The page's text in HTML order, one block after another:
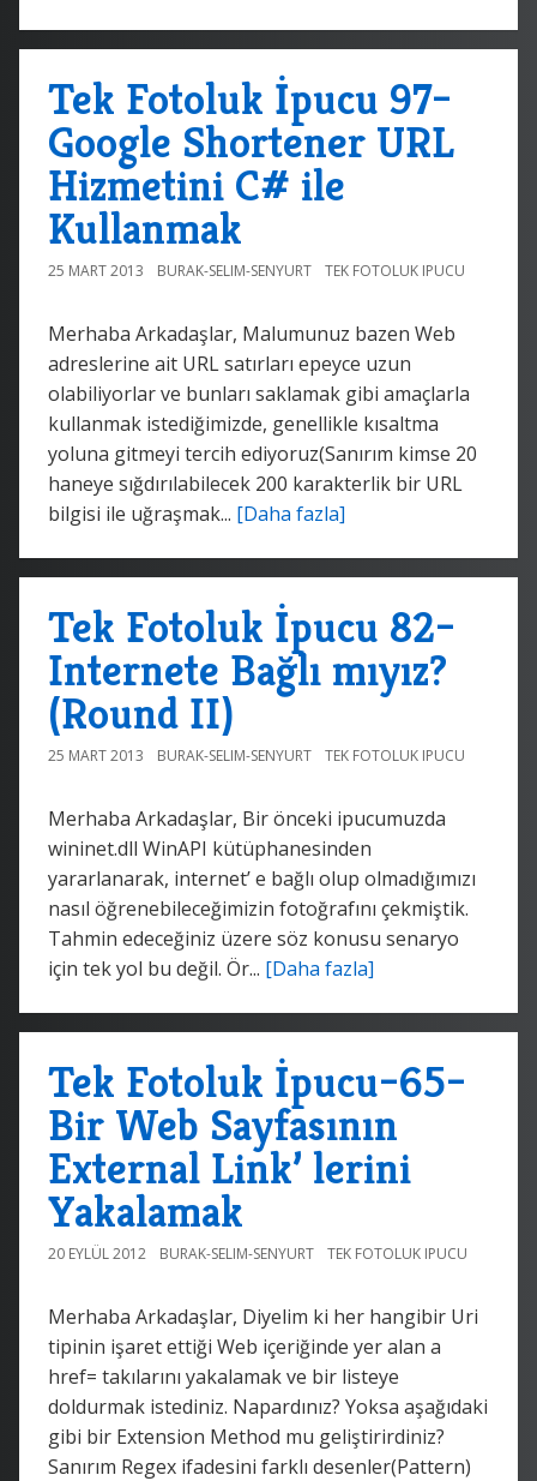
Tek Fotoluk İpucu 97–
Google Shortener URL
Hizmetini C# ile
Kullanmak
25 MART 2013 BURAK-SELIM-SENYURT TEK FOTOLUK IPUCU
Merhaba Arkadaşlar, Malumunuz bazen Web
adreslerine ait URL satırları epeyce uzun
olabiliyorlar ve bunları saklamak gibi amaçlarla
kullanmak istediğimizde, genellikle kısaltma
yoluna gitmeyi tercih ediyoruz(Sanırım kimse 20
haneye sığdırılabilecek 200 karakterlik bir URL
bilgisi ile uğraşmak... [Daha fazla]
Tek Fotoluk İpucu 82–
Internete Bağlı mıyız?
(Round II)
25 MART 2013 BURAK-SELIM-SENYURT TEK FOTOLUK IPUCU
Merhaba Arkadaşlar, Bir önceki ipucumuzda
wininet.dll WinAPI kütüphanesinden
yararlanarak, internet’ e bağlı olup olmadığımızı
nasıl öğrenebileceğimizin fotoğrafını çekmiştik.
Tahmin edeceğiniz üzere söz konusu senaryo
için tek yol bu değil. Ör... [Daha fazla]
Tek Fotoluk İpucu–65–
Bir Web Sayfasının
External Link’ lerini
Yakalamak
20 EYLÜL 2012 BURAK-SELIM-SENYURT TEK FOTOLUK IPUCU
Merhaba Arkadaşlar, Diyelim ki her hangibir Uri
tipinin işaret ettiği Web içeriğinde yer alan a
href= takılarını yakalamak ve bir listeye
doldurmak istediniz. Napardınız? Yoksa aşağıdaki
gibi bir Extension Method mu geliştirirdiniz?
Sanırım Regex ifadesini farklı desenler(Pattern)